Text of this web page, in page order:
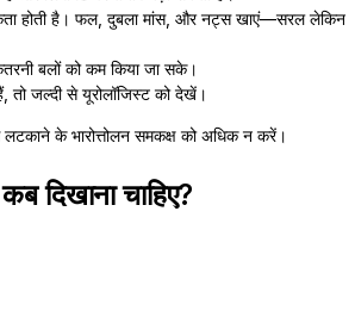
होती है। फल, दुबला मांस, और नट्स खाएं—सरल लेकिन
बलों को कम किया जा सके।
तो जल्दी से यूरोलॉजिस्ट को देखें।
के भारोत्तोलन समकक्ष को अधिक न करें।
दिखाना चाहिए?